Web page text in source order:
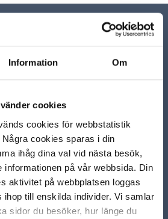
Information Om
cookies
cookies för webbstatistik
cookies sparas i din
ihåg dina val vid nästa besök,
informationen på vår webbsida. Din
aktivitet på webbplatsen loggas
ihop till enskilda individer. Vi samlar
sidor du besöker, hur länge du
till frågan
mobilabonnemang som mitt
mot min vilja, kan jag flytta
som har numret?